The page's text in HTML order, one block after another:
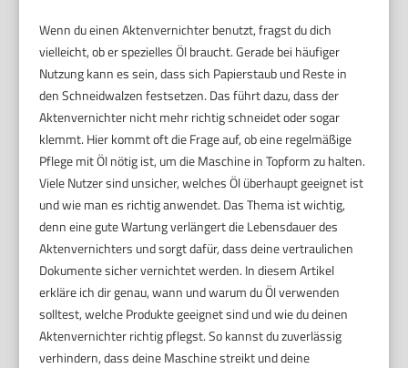
Wenn du einen Aktenvernichter benutzt, fragst du dich
vielleicht, ob er spezielles Öl braucht. Gerade bei häufiger
Nutzung kann es sein, dass sich Papierstaub und Reste in
den Schneidwalzen festsetzen. Das führt dazu, dass der
Aktenvernichter nicht mehr richtig schneidet oder sogar
klemmt. Hier kommt oft die Frage auf, ob eine regelmäßige
Pflege mit Öl nötig ist, um die Maschine in Topform zu halten.
Viele Nutzer sind unsicher, welches Öl überhaupt geeignet ist
und wie man es richtig anwendet. Das Thema ist wichtig,
denn eine gute Wartung verlängert die Lebensdauer des
Aktenvernichters und sorgt dafür, dass deine vertraulichen
Dokumente sicher vernichtet werden. In diesem Artikel
erkläre ich dir genau, wann und warum du Öl verwenden
solltest, welche Produkte geeignet sind und wie du deinen
Aktenvernichter richtig pflegst. So kannst du zuverlässig
verhindern, dass deine Maschine streikt und deine